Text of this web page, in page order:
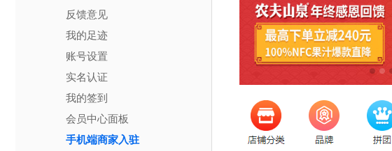
反馈意见
我的足迹
账号设置
实名认证
我的签到
会员中心面板
手机端商家入驻